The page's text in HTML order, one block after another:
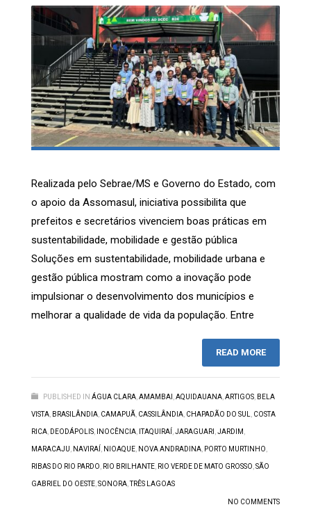
Realizada pelo Sebrae/MS e Governo do Estado, com
o apoio da Assomasul, iniciativa possibilita que
prefeitos e secretários vivenciem boas práticas em
sustentabilidade, mobilidade e gestão pública
Soluções em sustentabilidade, mobilidade urbana e
gestão pública mostram como a inovação pode
impulsionar o desenvolvimento dos municípios e
melhorar a qualidade de vida da população. Entre
READ MORE
PUBLISHED IN ÁGUA CLARA AMAMBAI AQUIDAUANA ARTIGOS BELA
VISTA BRASILÂNDIA CAMAPUÃ CASSILÂNDIA CHAPADÃO DO SUL COSTA
RICA DEODÁPOLIS INOCÊNCIA ITAQUIRAÍ JARAGUARI JARDIM
MARACAJU NAVIRAÍ NIOAQUE NOVA ANDRADINA PORTO MURTINHO
RIBAS DO RIO PARDO RIO BRILHANTE RIO VERDE DE MATO GROSSO SÃO
GABRIEL DO OESTE SONORA ,TRÊS LAGOAS
NO COMMENTS